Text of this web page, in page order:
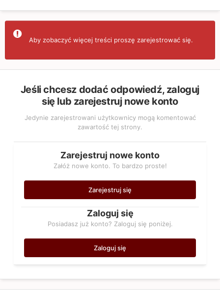
Aby zobaczyć więcej treści proszę zarejestrować się.
Jeśli chcesz dodać odpowiedź, zaloguj
się lub zarejestruj nowe konto
Jedynie zarejestrowani użytkownicy mogą komentować
zawartość tej strony.
Zarejestruj nowe konto
Załóż nowe konto. To bardzo proste!
Zarejestruj się
Zaloguj się
Posiadasz już konto? Zaloguj się poniżej.
Zaloguj się